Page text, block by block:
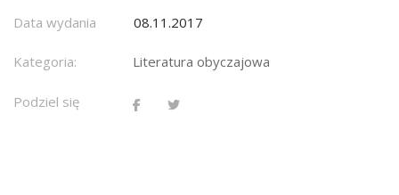
Data wydania 08.11.2017
Kategoria: Literatura obyczajowa
Podziel się